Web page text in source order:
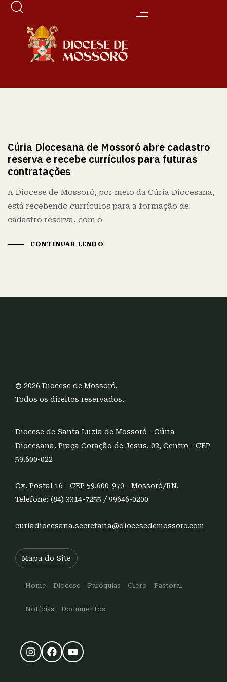
Cúria Diocesana de Mossoró abre cadastro
reserva e recebe currículos para futuras
contratações
A Diocese de Mossoró, por meio da Cúria Diocesana,
está recebendo currículos para a formação de
cadastro reserva, com o
CONTINUAR LENDO
© 2026 Diocese de Mossoró.
Todos os direitos reservados.
Diocese de Santa Luzia de Mossoró - Cúria
Diocesana. Praça Coração de Jesus, 02, Centro - CEP
59.600-022
Cx. Postal 16 - CEP 59.600-970 - Mossoró/RN.
Telefone: (84) 3314-7255 / 99646-0200
curiadiocesana.secretaria@diocesedemossoro.com
Mapa do Site
Home Diocese Paróquias Clero Pastoral
Notícias Documentos